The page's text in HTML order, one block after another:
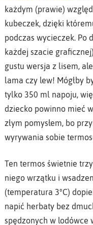
każdym (prawie)
kubeczek, dzięki
podczas wycieczek. Po
każdej szacie
gustu wersja z lisem,
lama czy lew! Mógłby
tylko 350 ml napoju,
dziecko powinno mieć
złym pomysłem, bo
wyrywania sobie
Ten termos świetnie
niego wrzątku i
(temperatura 3°C)
napić herbaty bez
spędzonych w lodówce